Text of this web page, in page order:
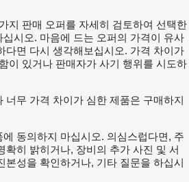
지 판매 오퍼를 자세히 검토하여 선택한
시오. 마음에 드는 오퍼의 가격이 유사
다면 다시 생각해보십시오. 가격 차이가
이 있거나 판매자가 사기 행위를 시도하
너무 가격 차이가 심한 제품은 구매하지
동의하지 마십시오. 의심스럽다면, 주
확히 밝히거나, 장비의 추가 사진 및 서
본성을 확인하거나, 기타 질문을 하십시